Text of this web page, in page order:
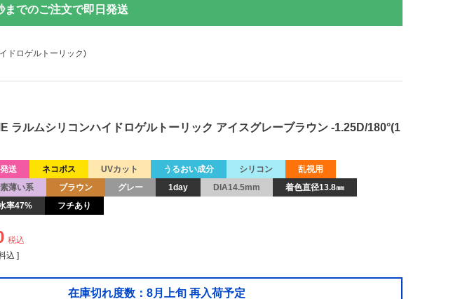
までのご注文で即日発送
ドロゲルトーリック)
ラルムシリコンハイドロゲルトーリック アイスグレーブラウン -1.25D/180°(1
送 ネコポス UVカット うるおい成分 シリコン
乱視用
薄い系 ブラウン グレー 1day DIA14.5mm
着色直径13.8㎜
率47% フチあり
税込
込
在庫切れ度数：8月上旬 再入荷予定